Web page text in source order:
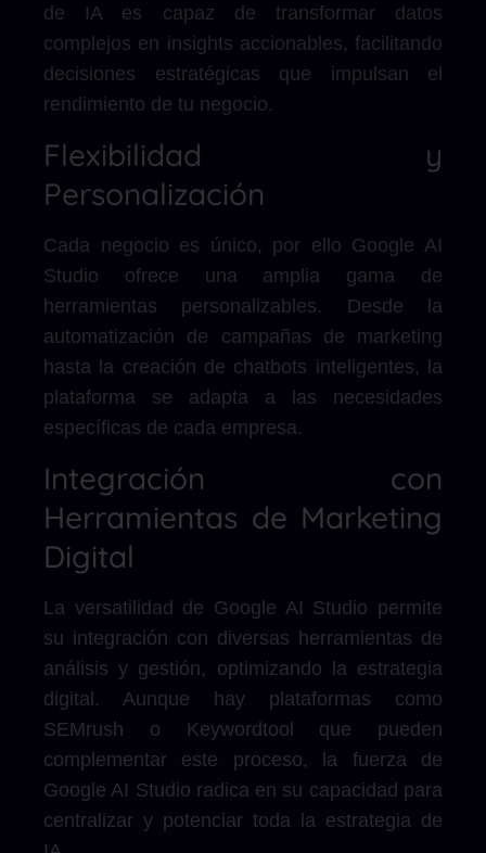
de IA es capaz de transformar datos
complejos en insights accionables, facilitando
decisiones estratégicas que impulsan el
rendimiento de tu negocio.
Flexibilidad y
Personalización
Cada negocio es único, por ello Google AI
Studio ofrece una amplia gama de
herramientas personalizables. Desde la
automatización de campañas de marketing
hasta la creación de chatbots inteligentes, la
plataforma se adapta a las necesidades
específicas de cada empresa.
Integración con
Herramientas de Marketing
Digital
La versatilidad de Google AI Studio permite
su integración con diversas herramientas de
análisis y gestión, optimizando la estrategia
digital. Aunque hay plataformas como
SEMrush o Keywordtool que pueden
complementar este proceso, la fuerza de
Google AI Studio radica en su capacidad para
centralizar y potenciar toda la estrategia de